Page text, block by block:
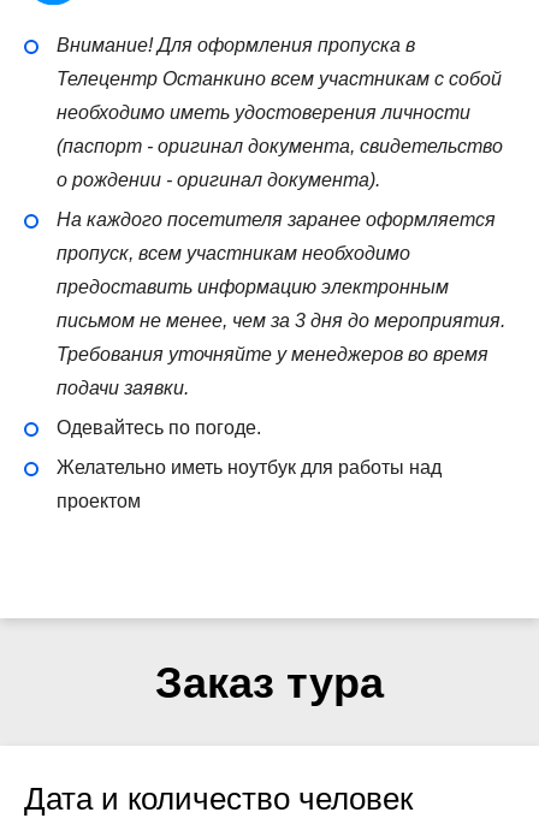
Внимание! Для оформления пропуска в
Телецентр Останкино всем участникам с собой
необходимо иметь удостоверения личности
(паспорт - оригинал документа, свидетельство
о рождении - оригинал документа).
На каждого посетителя заранее оформляется
пропуск, всем участникам необходимо
предоставить информацию электронным
письмом не менее, чем за 3 дня до мероприятия.
Требования уточняйте у менеджеров во время
подачи заявки.
Одевайтесь по погоде.
Желательно иметь ноутбук для работы над
проектом
Заказ тура
Дата и количество человек